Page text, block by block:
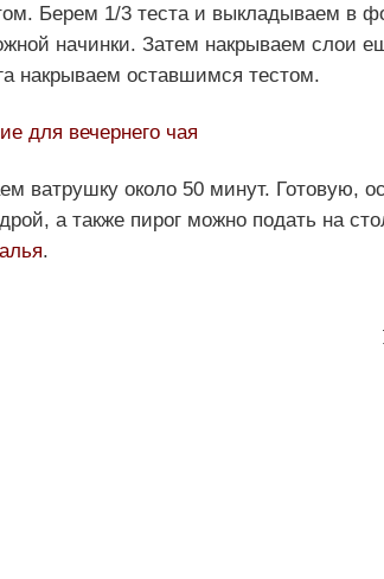
Берем 1/3 теста и выкладываем в
начинки. Затем накрываем слои
накрываем оставшимся тестом.
для вечернего чая
ватрушку около 50 минут. Готовую,
а также пирог можно подать на
.